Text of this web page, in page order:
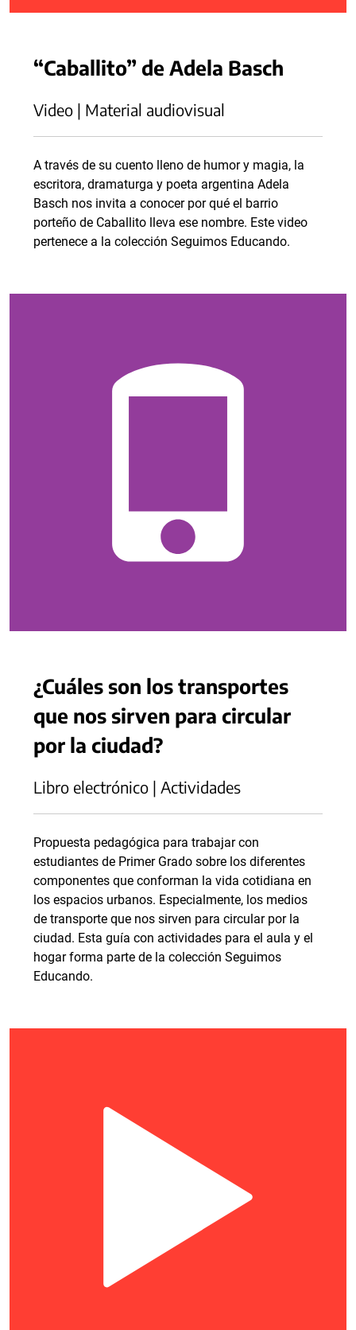
“Caballito” de Adela Basch
Video | Material audiovisual
A través de su cuento lleno de humor y magia, la
escritora, dramaturga y poeta argentina Adela
Basch nos invita a conocer por qué el barrio
porteño de Caballito lleva ese nombre. Este video
pertenece a la colección Seguimos Educando.
¿Cuáles son los transportes
que nos sirven para circular
por la ciudad?
Libro electrónico | Actividades
Propuesta pedagógica para trabajar con
estudiantes de Primer Grado sobre los diferentes
componentes que conforman la vida cotidiana en
los espacios urbanos. Especialmente, los medios
de transporte que nos sirven para circular por la
ciudad. Esta guía con actividades para el aula y el
hogar forma parte de la colección Seguimos
Educando.